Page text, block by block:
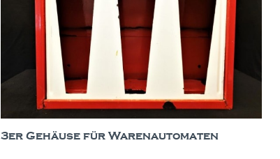
3er Gehäuse für Warenautomaten